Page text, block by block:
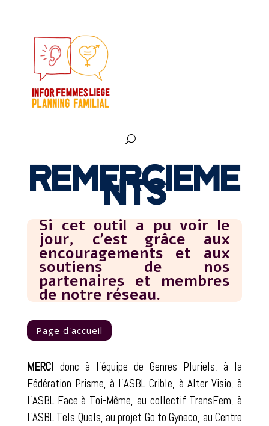
REMERCIEME
NTS
Si cet outil a pu voir le
jour, c’est grâce aux
encouragements et aux
soutiens de nos
partenaires et membres
de notre réseau.
Page d'accueil
MERCI donc à l’équipe de Genres Pluriels, à la
Fédération Prisme, à l’ASBL Crible, à Alter Visio, à
l’ASBL Face à Toi-Même, au collectif TransFem, à
l’ASBL Tels Quels, au projet Go to Gyneco, au Centre